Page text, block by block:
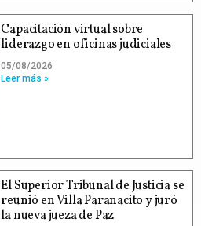
Capacitación virtual sobre
liderazgo en oficinas judiciales
05/08/2026
Leer más »
El Superior Tribunal de Justicia se
reunió en Villa Paranacito y juró
la nueva jueza de Paz